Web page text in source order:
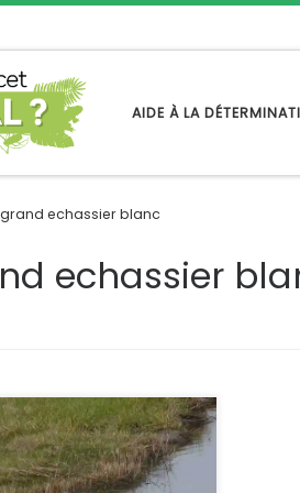
AIDE À LA
grand echassier blanc
echassier
blanche (Platalea
est un ciconiiforme tout
les cigognes et les ibis. C’est
échassier qui peut mesurer